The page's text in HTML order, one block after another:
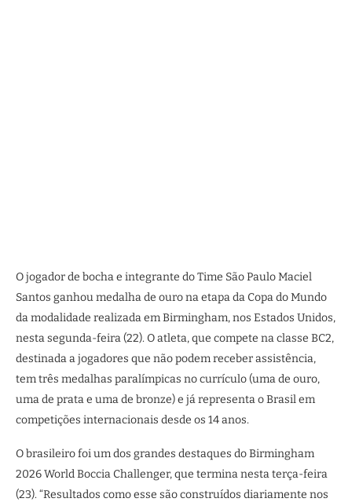
O jogador de bocha e integrante do Time São Paulo Maciel
Santos ganhou medalha de ouro na etapa da Copa do Mundo
da modalidade realizada em Birmingham, nos Estados Unidos,
nesta segunda-feira (22). O atleta, que compete na classe BC2,
destinada a jogadores que não podem receber assistência,
tem três medalhas paralímpicas no currículo (uma de ouro,
uma de prata e uma de bronze) e já representa o Brasil em
competições internacionais desde os 14 anos.
O brasileiro foi um dos grandes destaques do Birmingham
2026 World Boccia Challenger, que termina nesta terça-feira
(23). “Resultados como esse são construídos diariamente nos